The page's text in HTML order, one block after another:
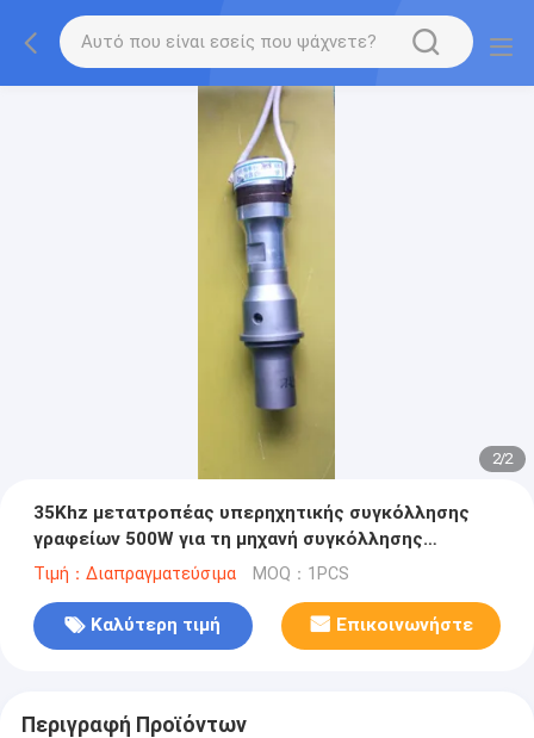
2/2
35Khz μετατροπέας υπερηχητικής συγκόλλησης
γραφείων 500W για τη μηχανή συγκόλλησης
σημείων
Τιμή：Διαπραγματεύσιμα MOQ：1PCS
Καλύτερη τιμή Επικοινωνήστε
Περιγραφή Προϊόντων